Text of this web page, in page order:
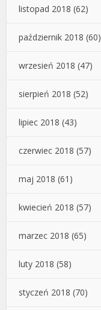
listopad 2018 (62)
październik 2018 (60)
wrzesień 2018 (47)
sierpień 2018 (52)
lipiec 2018 (43)
czerwiec 2018 (57)
maj 2018 (61)
kwiecień 2018 (57)
marzec 2018 (65)
luty 2018 (58)
styczeń 2018 (70)